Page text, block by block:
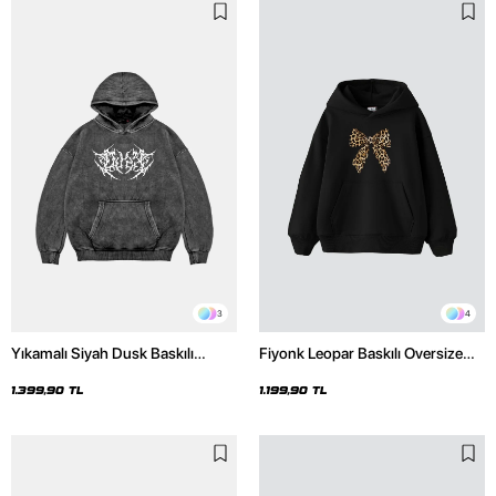
3
Yıkamalı Siyah Dusk Baskılı
1.399,90 TL
4
Fiyonk Leopar Baskılı Oversize
1.199,90 TL